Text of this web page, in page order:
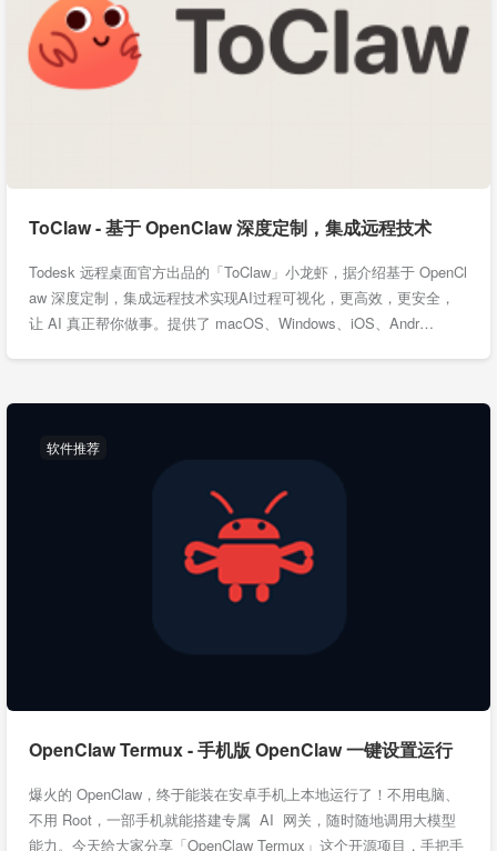
ToClaw - 基于 OpenClaw 深度定制，集成远程技术
Todesk 远程桌面官方出品的「ToClaw」小龙虾，据介绍基于 OpenCl
aw 深度定制，集成远程技术实现AI过程可视化，更高效，更安全，
让 AI 真正帮你做事。提供了 macOS、Windows、iOS、Andr…
软件推荐
OpenClaw Termux - 手机版 OpenClaw 一键设置运行
爆火的 OpenClaw，终于能装在安卓手机上本地运行了！不用电脑、
不用 Root，一部手机就能搭建专属 AI 网关，随时随地调用大模型
能力。今天给大家分享「OpenClaw Termux」这个开源项目，手把手